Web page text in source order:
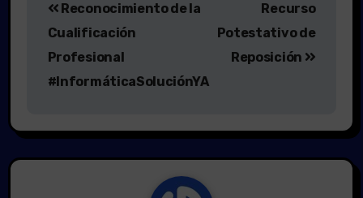
de
entradas
Reconocimiento de la
Cualificación
Profesional
#InformáticaSoluciónYA
Recurso
Potestativo de
Reposición